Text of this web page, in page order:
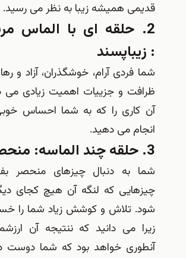
همیشه زیبا به نظر می رسید.
حلقه ای با الماس مربع شکل
آرام، خوشگذران، آزاد و رها هستید. به
و جزییات اهمیت زیادی می دهید و تنها
را که به شما احساس خوبی می دهد،
می دهید.
دنبال چیزهای منحصر بفرد هستید،
که لنگه آن هیچ کجای دیگر پیدا نمی
تلاش و کوشش زیاد شما را خسته نمی کند
می دانید که ننتیجه آن ارزشمند است و
خواهد بود که شما دوست دارید. عاشق